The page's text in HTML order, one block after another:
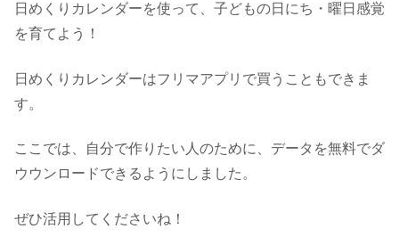
日めくりカレンダーを使って、子どもの日にち・曜日感覚
を育てよう！
日めくりカレンダーはフリマアプリで買うこともできま
す。
ここでは、自分で作りたい人のために、データを無料でダ
ウウンロードできるようにしました。
ぜひ活用してくださいね！